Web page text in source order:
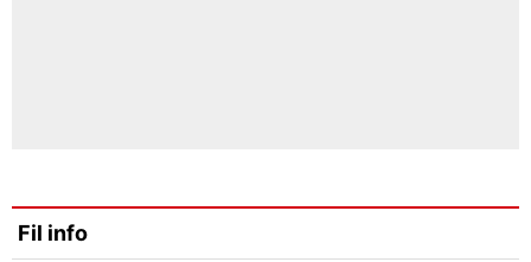
Fil info